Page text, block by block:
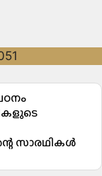
സാരഥികൾ